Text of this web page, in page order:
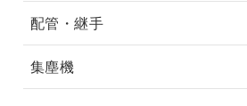
配管・継手
集塵機